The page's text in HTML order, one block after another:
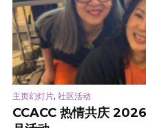
主页幻灯片, 社区活动
CCACC 热情共庆